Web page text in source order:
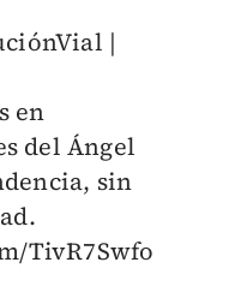
|
en
del Ángel
sin
TivR7Swfo